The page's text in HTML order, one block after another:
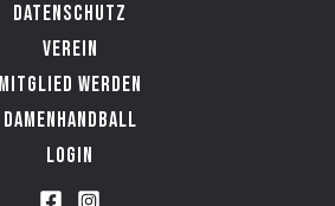
Datenschutz
Verein
Mitglied werden
Damenhandball
Login